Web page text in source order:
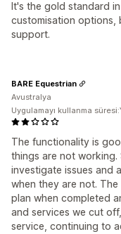
It's the gold standard
customisation options,
support.
The functionality is
things are not
investigate issues and
when they are not.
plan when completed
and services we cut
service, continuing to
BARE Equestrian
Avustralya
Uygulamayı kullanma